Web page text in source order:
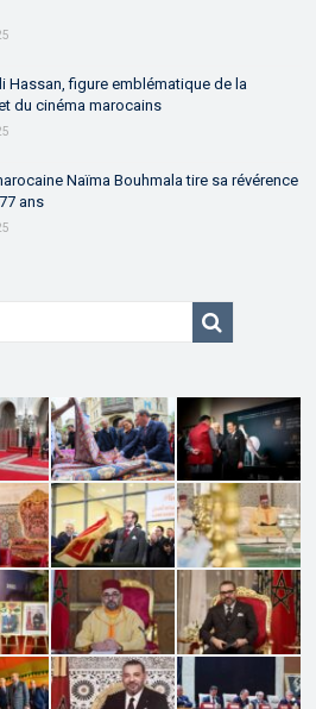
Hassan, figure emblématique de la
du cinéma marocains
Naïma Bouhmala tire sa révérence
ans